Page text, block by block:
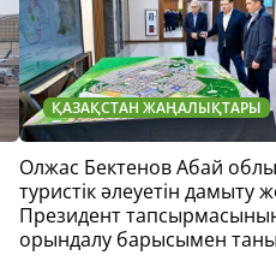
ҚАЗАҚСТАН ЖАҢАЛЫҚТАРЫ
Олжас Бектенов Абай
туристік әлеуетін дамыту
Президент
орындалу барысымен